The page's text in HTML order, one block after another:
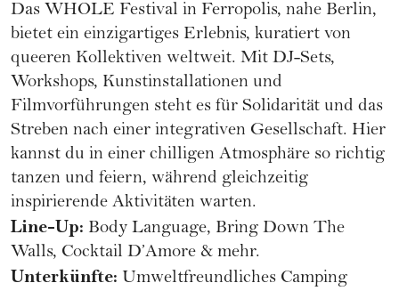
Das WHOLE Festival in Ferropolis, nahe Berlin,
bietet ein einzigartiges Erlebnis, kuratiert von
queeren Kollektiven weltweit. Mit DJ-Sets,
Workshops, Kunstinstallationen und
Filmvorführungen steht es für Solidarität und das
Streben nach einer integrativen Gesellschaft. Hier
kannst du in einer chilligen Atmosphäre so richtig
tanzen und feiern, während gleichzeitig
inspirierende Aktivitäten warten.
Line-Up: Body Language, Bring Down The
Walls, Cocktail D’Amore & mehr.
Unterkünfte: Umweltfreundliches Camping